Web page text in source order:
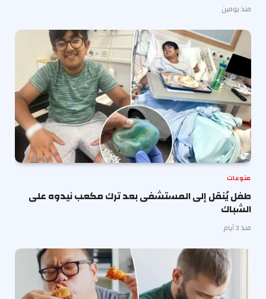
منذ يومين
منوعات
طفل يُنقل إلى المستشفى بعد ترك مكعب نيدوه على
الشباك
منذ 3 أيام